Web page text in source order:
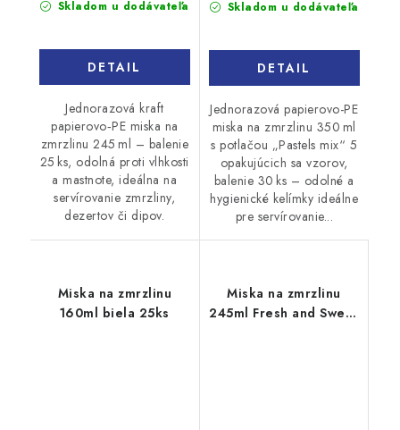
Skladom u dodávateľa
DETAIL
Jednorazová kraft
papierovo‑PE miska na
zmrzlinu 245 ml – balenie
25 ks, odolná proti vlhkosti
a mastnote, ideálna na
servírovanie zmrzliny,
dezertov či dipov.
Skladom u dodávateľa
DETAIL
Jednorazová papierovo-PE
miska na zmrzlinu 350 ml
s potlačou „Pastels mix“ 5
opakujúcich sa vzorov,
balenie 30 ks – odolné a
hygienické kelímky ideálne
pre servírovanie...
Miska na zmrzlinu
160ml biela 25ks
Miska na zmrzlinu
245ml Fresh and Sweet